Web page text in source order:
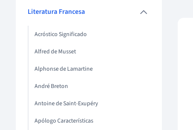
Literatura Francesa
Acróstico Significado
Alfred de Musset
Alphonse de Lamartine
André Breton
Antoine de Saint-Exupéry
Apólogo Características